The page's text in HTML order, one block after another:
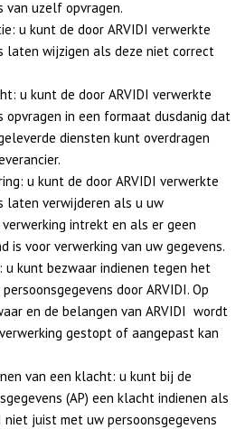
van uzelf opvragen.
u kunt de door ARVIDI verwerkte
laten wijzigen als deze niet correct
u kunt de door ARVIDI verwerkte
opvragen in een formaat dusdanig dat
diensten kunt overdragen
u kunt de door ARVIDI verwerkte
laten verwijderen als u uw
intrekt en als er geen
is voor verwerking van uw gegevens.
u kunt bezwaar indienen tegen het
door ARVIDI. Op
en de belangen van ARVIDI wordt
gestopt of aangepast kan
van een klacht: u kunt bij de
(AP) een klacht indienen als
niet juist met uw persoonsgegevens